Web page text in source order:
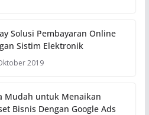
Solusi Pembayaran Online
Sistim Elektronik
2019
Mudah untuk Menaikan
Bisnis Dengan Google Ads